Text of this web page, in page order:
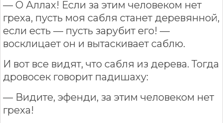
— О Аллах! Если за этим человеком нет
греха, пусть моя сабля станет деревянной,
если есть — пусть зарубит его! —
восклицает он и вытаскивает саблю.
И вот все видят, что сабля из дерева. Тогда
дровосек говорит падишаху:
— Видите, эфенди, за этим человеком нет
греха!